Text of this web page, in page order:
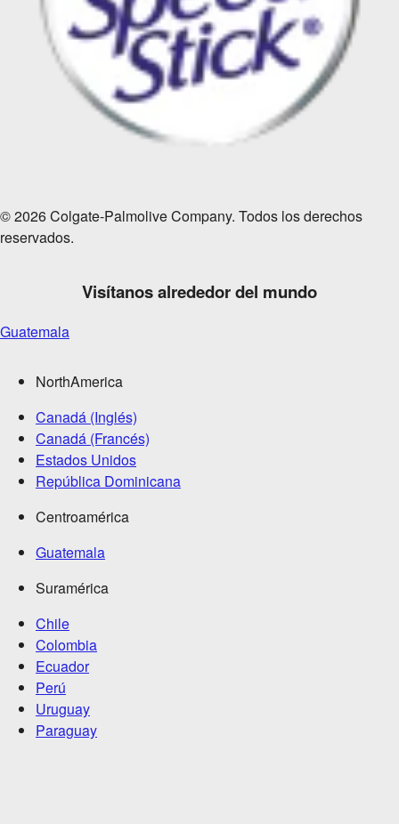
© 2026 Colgate-Palmolive Company. Todos los derechos
reservados.
Visítanos alrededor del mundo
Guatemala
NorthAmerica
Canadá (Inglés)
Canadá (Francés)
Estados Unidos
República Dominicana
Centroamérica
Guatemala
Suramérica
Chile
Colombia
Ecuador
Perú
Uruguay
Paraguay